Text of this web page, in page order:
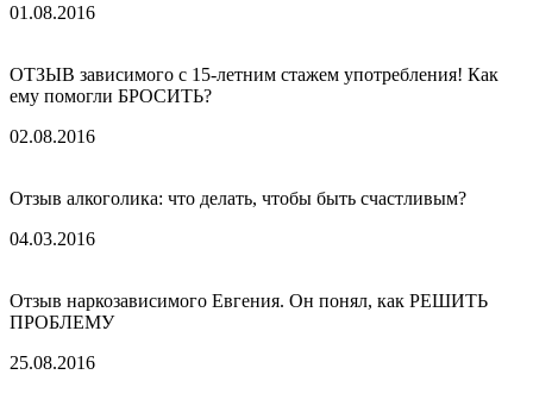
01.08.2016
ОТЗЫВ зависимого с 15-летним стажем употребления! Как
ему помогли БРОСИТЬ?
02.08.2016
Отзыв алкоголика: что делать, чтобы быть счастливым?
04.03.2016
Отзыв наркозависимого Евгения. Он понял, как РЕШИТЬ
ПРОБЛЕМУ
25.08.2016